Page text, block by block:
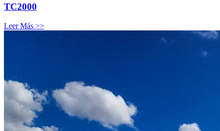
TC2000
Leer Más >>